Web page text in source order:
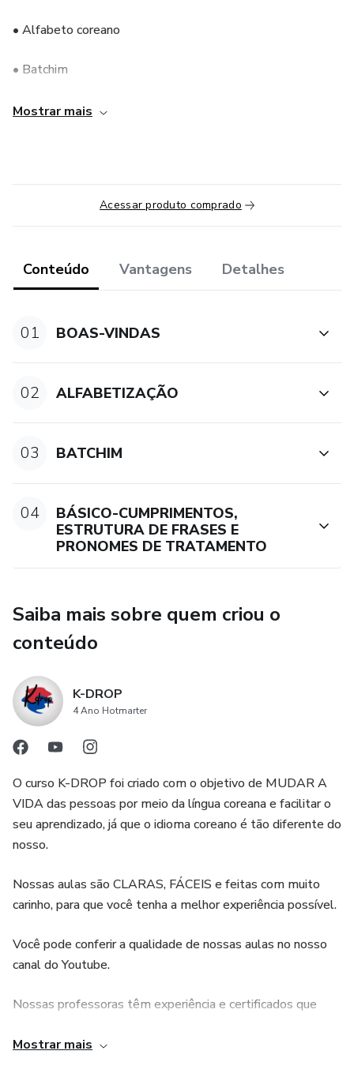
• Alfabeto coreano
• Batchim
• Estrutura de frases
• Expressões ESSENCIAIS
•Verbos e gramáticas indispensáveis
Detalhes:
escrita e vocabulário) e dúvidas respondidas na plataforma;
•O conteúdo está dividido em mais de 10 videoaulas, mais
de 3 e-books;
•Grupo no WHATSAPP para tirar dúvidas com a
professora.
Mostrar mais
Acessar produto comprado
Conteúdo Vantagens Detalhes
01 BOAS-VINDAS
02 ALFABETIZAÇÃO
03 BATCHIM
04
BÁSICO-CUMPRIMENTOS,
ESTRUTURA DE FRASES E
PRONOMES DE TRATAMENTO
Saiba mais sobre quem criou o
conteúdo
K-DROP
4 Ano Hotmarter
O curso K-DROP foi criado com o objetivo de MUDAR A
VIDA das pessoas por meio da língua coreana e facilitar o
seu aprendizado, já que o idioma coreano é tão diferente do
nosso.
Nossas aulas são CLARAS, FÁCEIS e feitas com muito
carinho, para que você tenha a melhor experiência possível.
Você pode conferir a qualidade de nossas aulas no nosso
canal do Youtube.
Nossas professoras têm experiência e certificados que
você de forma objetiva e correta. Além disso, você pode
Mostrar mais